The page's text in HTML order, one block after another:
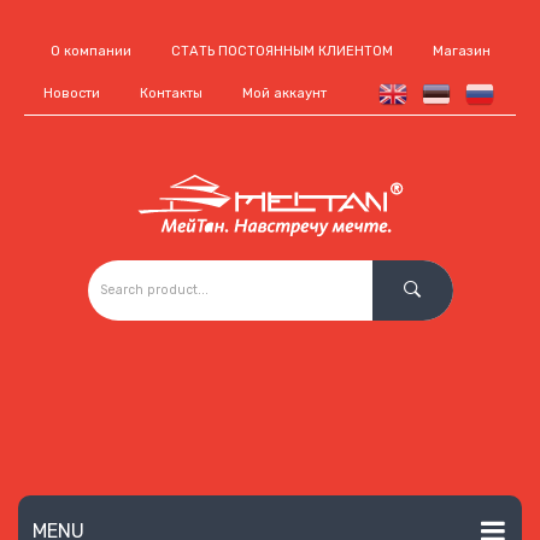
О компании СТАТЬ ПОСТОЯННЫМ КЛИЕНТОМ Магазин
Новости Контакты Мой аккаунт
MENU